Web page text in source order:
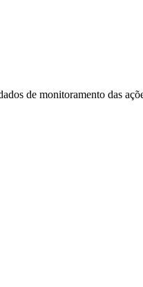
de monitoramento das